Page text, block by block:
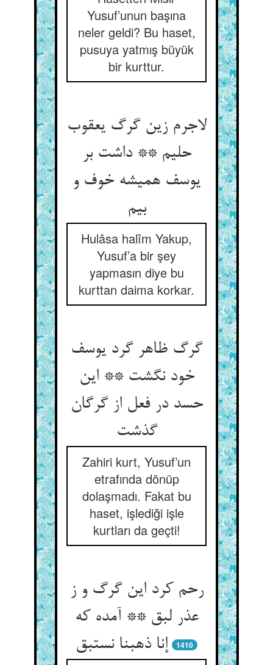
Yusuf’unun başına
neler geldi? Bu haset,
pusuya yatmış büyük
bir kurttur.
لاجرم زین گرگ یعقوب
حلیم ** داشت بر
یوسف همیشه خوف و
بیم‏
Hulâsa halîm Yakup,
Yusuf’a bir şey
yapmasın diye bu
kurttan daima korkar.
گرگ ظاهر گرد یوسف
خود نگشت ** این
حسد در فعل از گرگان
گذشت‏
Zahiri kurt, Yusuf’un
etrafında dönüp
dolaşmadı. Fakat bu
haset, işlediği işle
kurtları da geçti!
رحم کرد این گرگ و ز
عذر لبق ** آمده که
إنا ذهبنا نستبق‏
1410